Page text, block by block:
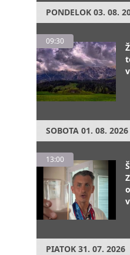
PONDELOK 03. 08.
09:30
SOBOTA 01. 08. 2026
13:00
PIATOK 31. 07. 2026